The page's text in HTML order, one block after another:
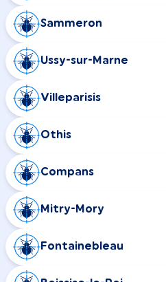
Sammeron
Ussy-sur-Marne
Villeparisis
Othis
Compans
Mitry-Mory
Fontainebleau